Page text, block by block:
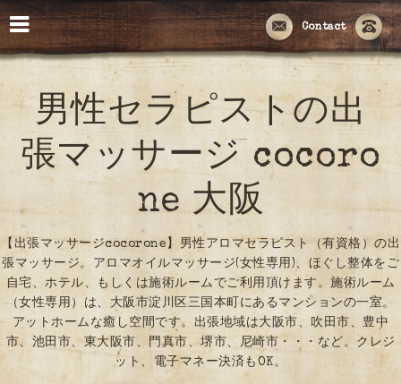
Contact
男性セラピストの出
張マッサージ cocoro
ne 大阪
【出張マッサージcocorone】男性アロマセラピスト（有資格）の出
張マッサージ。アロマオイルマッサージ(女性専用)、ほぐし整体をご
自宅、ホテル、もしくは施術ルームでご利用頂けます。施術ルーム
（女性専用）は、大阪市淀川区三国本町にあるマンションの一室。
アットホームな癒し空間です。出張地域は大阪市、吹田市、豊中
市、池田市、東大阪市、門真市、堺市、尼崎市・・・など。クレジ
ット、電子マネー決済もOK。